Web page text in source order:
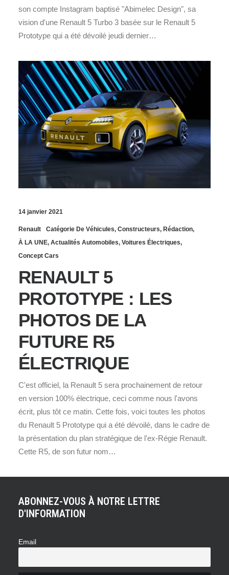
son compte Instagram baptisé "Abimelec Design", sa
vision d'une Renault 5 Turbo 3 basée sur le Renault 5
Prototype qui a été dévoilé jeudi dernier…
14 janvier 2021
Renault Catégorie De Véhicules, Constructeurs, Rédaction,
À LA UNE, Actualités Automobiles, Voitures Électriques,
Concept Cars
RENAULT 5
PROTOTYPE : LES
PHOTOS DE LA
FUTURE R5
ÉLECTRIQUE
C'est officiel, la Renault 5 sera prochainement de retour
en version 100% électrique, ceci comme nous l'avons
écrit, plus tôt ce matin. Cette fois, voici toutes les photos
du Renault 5 Prototype qui a été dévoilé, dans le cadre de
la présentation du plan stratégique de l'ex-Régie Renault.
Cette R5, de son futur nom…
ABONNEZ-VOUS À NOTRE LETTRE
D'INFORMATION
Email